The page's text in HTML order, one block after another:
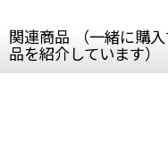
関連商品 （一緒に購
品を紹介しています）